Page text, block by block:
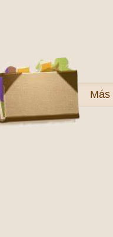
Más